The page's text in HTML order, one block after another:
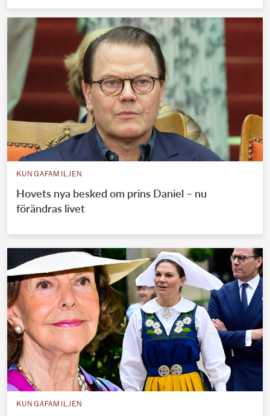
KUNGAFAMILJEN
Hovets nya besked om prins Daniel – nu
förändras livet
KUNGAFAMILJEN